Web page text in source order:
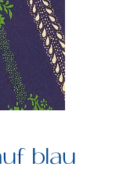
blau